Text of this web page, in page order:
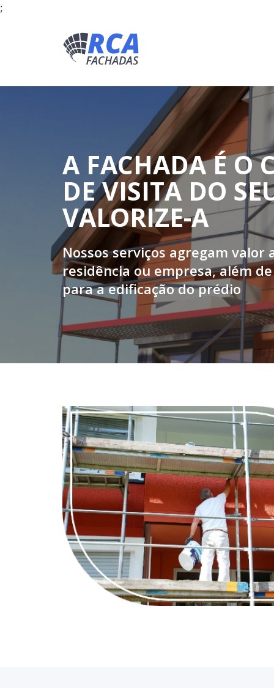
;
A FACHADA É O
DE VISITA DO
VALORIZE-A
Nossos serviços agregam valor
residência ou empresa, além
para a edificação do prédio